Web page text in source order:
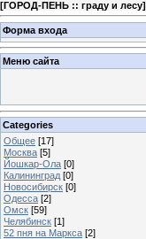
[ГОРОД-ПЕНЬ :: граду и лесу]
Форма входа
Меню сайта
Categories
Общее [17]
Москва [5]
Йошкар-Ола [0]
Калининград [0]
Новосибирск [0]
Одесса [2]
Омск [59]
Челябинск [1]
52 пня на Маркса [2]